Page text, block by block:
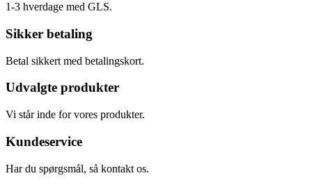
1-3 hverdage med GLS.
Sikker betaling
Betal sikkert med betalingskort.
Udvalgte produkter
Vi står inde for vores produkter.
Kundeservice
Har du spørgsmål, så kontakt os.